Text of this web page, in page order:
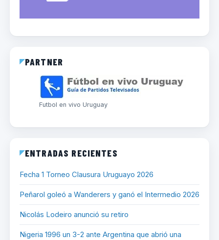
PARTNER
Futbol en vivo Uruguay
ENTRADAS RECIENTES
Fecha 1 Torneo Clausura Uruguayo 2026
Peñarol goleó a Wanderers y ganó el Intermedio 2026
Nicolás Lodeiro anunció su retiro
Nigeria 1996 un 3-2 ante Argentina que abrió una